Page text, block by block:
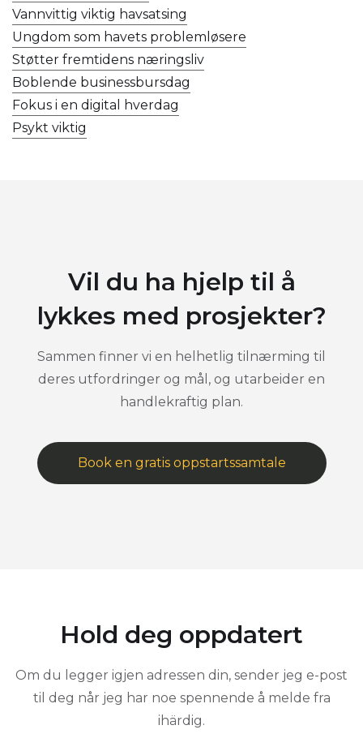
Vannvittig viktig havsatsing
Ungdom som havets problemløsere
Støtter fremtidens næringsliv
Boblende businessbursdag
Fokus i en digital hverdag
Psykt viktig
Vil du ha hjelp til å
lykkes med prosjekter?
Sammen finner vi en helhetlig tilnærming til
deres utfordringer og mål, og utarbeider en
handlekraftig plan.
Book en gratis oppstartssamtale
Hold deg oppdatert
Om du legger igjen adressen din, sender jeg e-post
til deg når jeg har noe spennende å melde fra
ihärdig.